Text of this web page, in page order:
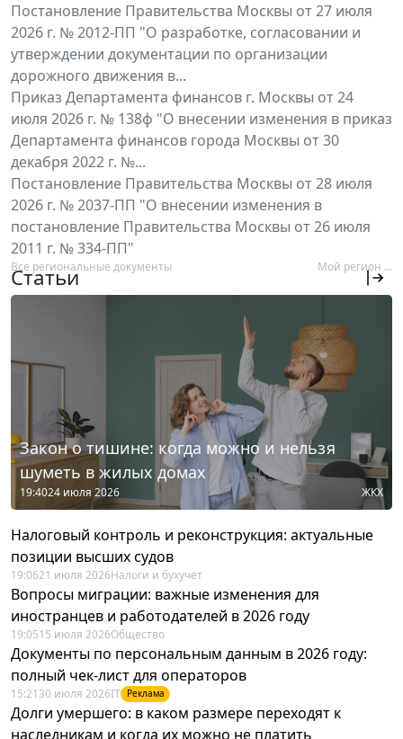
Постановление Правительства Москвы от 27 июля
2026 г. № 2012-ПП "О разработке, согласовании и
утверждении документации по организации
дорожного движения в...
Приказ Департамента финансов г. Москвы от 24
июля 2026 г. № 138ф "О внесении изменения в приказ
Департамента финансов города Москвы от 30
декабря 2022 г. №...
Постановление Правительства Москвы от 28 июля
2026 г. № 2037-ПП "О внесении изменения в
постановление Правительства Москвы от 26 июля
2011 г. № 334-ПП"
Все региональные документы Мой регион ...
Статьи
Закон о тишине: когда можно и нельзя
шуметь в жилых домах
19:4024 июля 2026 ЖКХ
Налоговый контроль и реконструкция: актуальные
позиции высших судов
19:0621 июля 2026Налоги и бухучет
Вопросы миграции: важные изменения для
иностранцев и работодателей в 2026 году
19:0515 июля 2026Общество
Документы по персональным данным в 2026 году:
полный чек-лист для операторов
15:21 30 июля 2026IT Реклама
Долги умершего: в каком размере переходят к
наследникам и когда их можно не платить